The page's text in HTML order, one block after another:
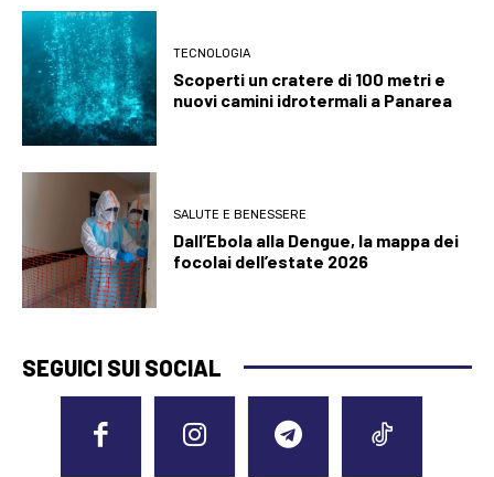
TECNOLOGIA
Scoperti un cratere di 100 metri e
nuovi camini idrotermali a Panarea
SALUTE E BENESSERE
Dall’Ebola alla Dengue, la mappa dei
focolai dell’estate 2026
SEGUICI SUI SOCIAL